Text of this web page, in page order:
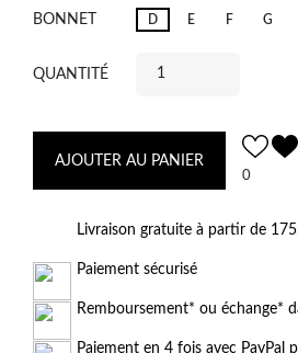
BONNET D E F G
QUANTITÉ
AJOUTER AU PANIER
0
Livraison gratuite à partir de
Paiement sécurisé
Remboursement* ou échange*
Paiement en 4 fois avec PayPal